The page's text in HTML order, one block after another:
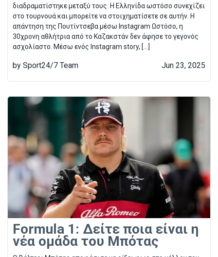
διαδραματίστηκε μεταξύ τους. Η Ελληνίδα ωστόσο συνεχίζει
στο τουρνουά και μπορείτε να στοιχηματίσετε σε αυτήν. Η
απάντηση της Πουτίντσεβα μέσω Instagram Ωστόσο, η
30χρονη αθλήτρια από το Καζακστάν δεν άφησε το γεγονός
ασχολίαστο. Μέσω ενός Instagram story, […]
by Sport24/7 Team Jun 23, 2025
Formula 1: Δείτε ποια είναι η
νέα ομάδα του Μπότας